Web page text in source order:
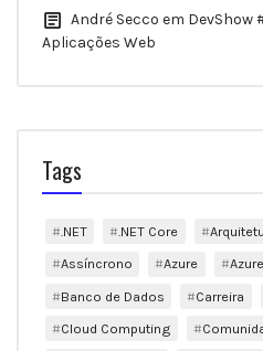
André Secco em DevShow
Aplicações Web
Tags
.NET .NET Core
Assíncrono
Azure
Banco de Dados
Carreira
Cloud Computing